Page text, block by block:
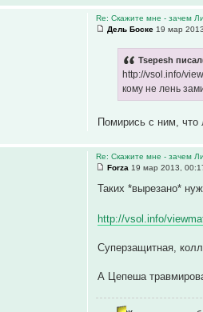
Re: Скажите мне - зачем
Дель Боске 19 мар
Tsepesh
http://vsol.info/
кому не лень
Помирись с ним, что
Re: Скажите мне - зачем
Forza 19 мар 2013,
Таких *вырезано*
http://vsol.info/
Суперзащитная,
А Цепеша